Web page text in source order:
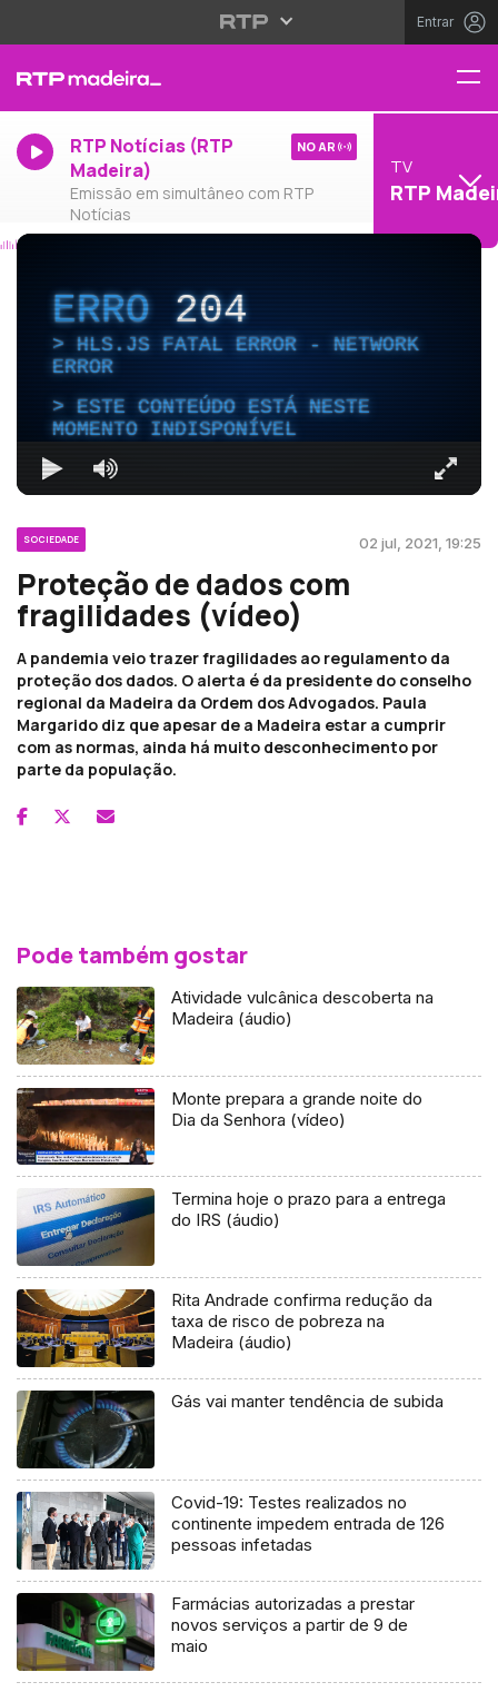
Entrar
RTP Notícias (RTP
Madeira)
Emissão em simultâneo com RTP
Notícias
NO AR
TV
RTP
ERRO204
HLS.JS FATAL ERROR - NETWORK
ERROR
ESTE CONTEÚDO ESTÁ NESTE
MOMENTO INDISPONÍVEL
SOCIEDADE 02 jul, 2021, 19:25
Proteção de dados com
fragilidades (vídeo)
A pandemia veio trazer fragilidades ao regulamento da
proteção dos dados. O alerta é da presidente do conselho
regional da Madeira da Ordem dos Advogados. Paula
Margarido diz que apesar de a Madeira estar a cumprir
com as normas, ainda há muito desconhecimento por
parte da população.
Pode também gostar
Atividade vulcânica descoberta na
Madeira (áudio)
Monte prepara a grande noite do
Dia da Senhora (vídeo)
Termina hoje o prazo para a entrega
do IRS (áudio)
Rita Andrade confirma redução da
taxa de risco de pobreza na
Madeira (áudio)
Gás vai manter tendência de subida
Covid-19: Testes realizados no
continente impedem entrada de 126
pessoas infetadas
Farmácias autorizadas a prestar
novos serviços a partir de 9 de
maio